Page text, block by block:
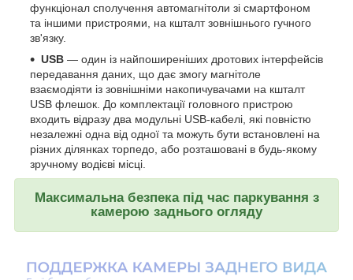
функціонал сполучення автомагнітоли зі смартфоном
та іншими пристроями, на кшталт зовнішнього гучного
зв'язку.
USB — один із найпоширеніших дротових інтерфейсів
передавання даних, що дає змогу магнітоле
взаємодіяти із зовнішніми накопичувачами на кшталт
USB флешок. До комплектації головного пристрою
входить відразу два модульні USB-кабелі, які повністю
незалежні одна від одної та можуть бути встановлені на
різних ділянках торпедо, або розташовані в будь-якому
зручному водієві місці.
Максимальна безпека під час паркування з
камерою заднього огляду